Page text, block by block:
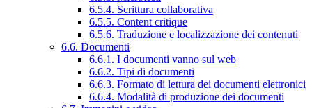
6.5.4. Scrittura collaborativa
6.5.5. Content critique
6.5.6. Traduzione e localizzazione dei contenuti
6.6. Documenti
6.6.1. I documenti vanno sul web
6.6.2. Tipi di documenti
6.6.3. Formato di lettura dei documenti elettronici
6.6.4. Modalità di produzione dei documenti